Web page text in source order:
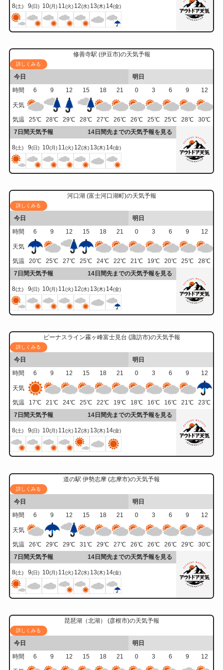
8(土) 9(日) 10(月) 11 (火) 12(水) 13(木) 14(金)
修善寺駅 (伊豆市)の天気予報
詳しくみる
今日
明日
時間
6 9 12 15 18 21 0 3 6 9 12
天気
気温 25℃ 28℃ 29℃ 28℃ 27℃ 26℃ 26℃ 25℃ 25℃ 28℃ 30℃
7日間天気予報
14日間先までの天気予報を見る
8(土) 9(日) 10(月) 11(火) 12(水) 13(木) 14(金)
河口湖 (富士河口湖町)の天気予報
詳しくみる
今日
明日
時間
6 9 12 15 18 21 0 3 6 9 12
天気
気温 20℃ 25℃ 27℃ 25℃ 24℃ 22℃ 21℃ 19℃ 20℃ 25℃ 28℃
7日間天気予報
14日間先までの天気予報を見る
8(土) 9(日) 10(月) 11(火) 12(水) 13(木) 14(金)
ビーナスライン霧ヶ峰富士見台 (諏訪市)の天気予報
詳しくみる
今日
明日
時間
6 9 12 15 18 21 0 3 6 9 12
天気
気温 17℃ 21℃ 24℃ 25℃ 22℃ 19℃ 18℃ 16℃ 16℃ 21℃ 23℃
7日間天気予報
14日間先までの天気予報を見る
8(土) 9(日) 10(月) 11(火) 12(水) 13(木) 14(金)
道の駅 伊勢志摩 (志摩市)の天気予報
詳しくみる
今日
明日
時間
6 9 12 15 18 21 0 3 6 9 12
天気
気温 26℃ 29℃ 29℃ 31℃ 29℃ 27℃ 26℃ 26℃ 26℃ 29℃ 30℃
7日間天気予報
14日間先までの天気予報を見る
8(土) 9(日) 10(月) 11 (火) 12(水) 13(木) 14(金)
琵琶湖（北湖） (彦根市)の天気予報
詳しくみる
今日
明日
時間
6 9 12 15 18 21 0 3 6 9 12